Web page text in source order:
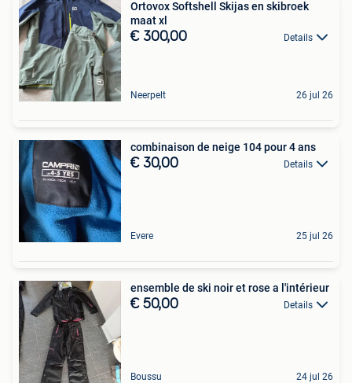
Ortovox Softshell Skijas en skibroek
maat xl
€ 300,00 Details
Neerpelt 26 jul 26
combinaison de neige 104 pour 4 ans
€ 30,00 Details
Evere 25 jul 26
ensemble de ski noir et rose a l'intérieur
€ 50,00 Details
Boussu 24 jul 26